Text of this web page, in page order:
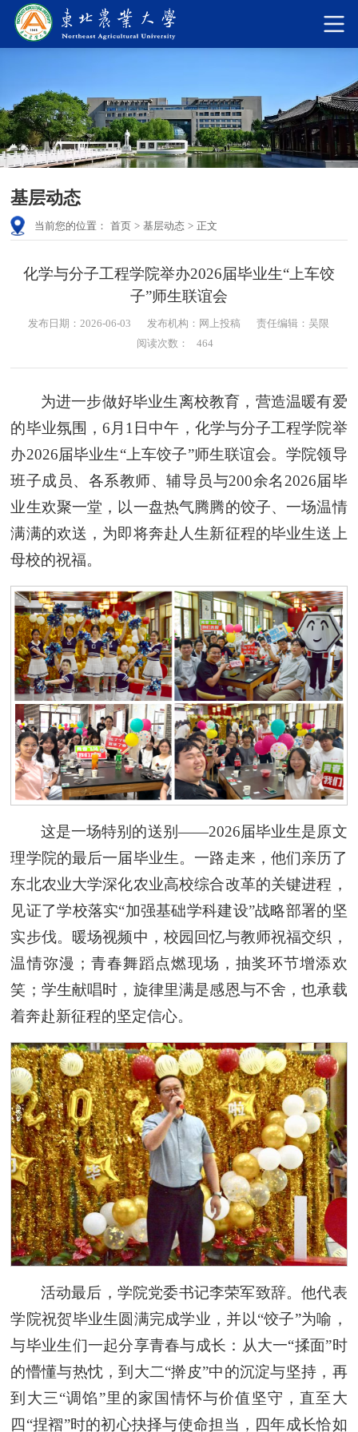
基层动态
当前您的位置： 首页 > 基层动态 > 正文
化学与分子工程学院举办2026届毕业生“上车饺
子”师生联谊会
发布日期：2026-06-03 发布机构：网上投稿
责任编辑：吴限
阅读次数：
464
为进一步做好毕业生离校教育，营造温暖有爱
的毕业氛围，6月1日中午，化学与分子工程学院举
办2026届毕业生“上车饺子”师生联谊会。学院领导
班子成员、各系教师、辅导员与200余名2026届毕
业生欢聚一堂，以一盘热气腾腾的饺子、一场温情
满满的欢送，为即将奔赴人生新征程的毕业生送上
母校的祝福。
这是一场特别的送别——2026届毕业生是原文
理学院的最后一届毕业生。一路走来，他们亲历了
东北农业大学深化农业高校综合改革的关键进程，
见证了学校落实“加强基础学科建设”战略部署的坚
实步伐。暖场视频中，校园回忆与教师祝福交织，
温情弥漫；青春舞蹈点燃现场，抽奖环节增添欢
笑；学生献唱时，旋律里满是感恩与不舍，也承载
着奔赴新征程的坚定信心。
活动最后，学院党委书记李荣军致辞。他代表
学院祝贺毕业生圆满完成学业，并以“饺子”为喻，
与毕业生们一起分享青春与成长：从大一“揉面”时
的懵懂与热忱，到大二“擀皮”中的沉淀与坚持，再
到大三“调馅”里的家国情怀与价值坚守，直至大
四“捏褶”时的初心抉择与使命担当，四年成长恰如